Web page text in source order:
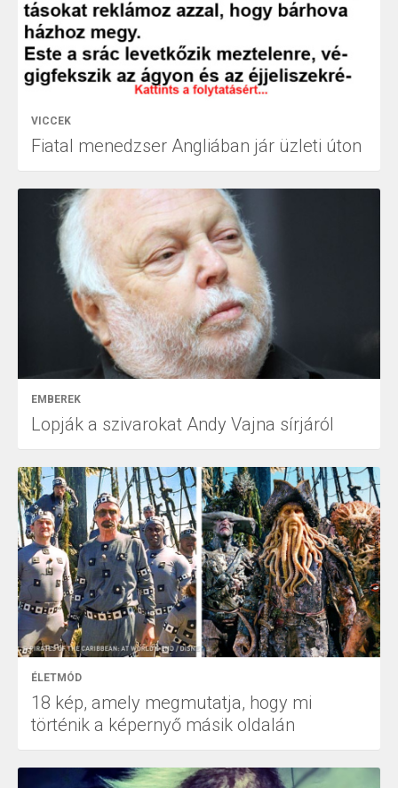
VICCEK
Fiatal menedzser Angliában jár üzleti úton
EMBEREK
Lopják a szivarokat Andy Vajna sírjáról
ÉLETMÓD
18 kép, amely megmutatja, hogy mi
történik a képernyő másik oldalán